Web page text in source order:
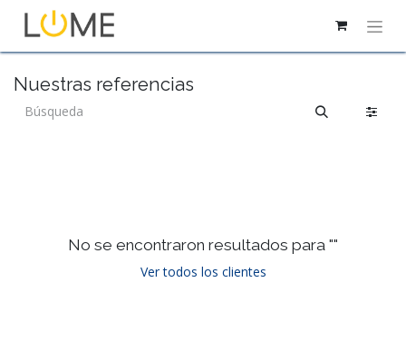
Nuestras referencias
No se encontraron resultados para ""
Ver todos los clientes